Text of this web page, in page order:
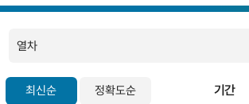
최신순 정확도순 기간